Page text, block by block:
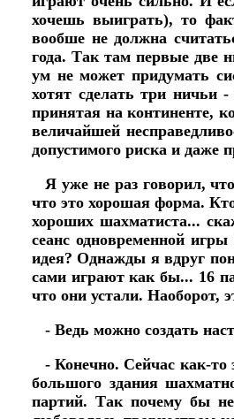
хочешь выиграть), то
вообше не должна
года. Так там первые две
ум не может придумать
хотят сделать три ничьи
принятая на континенте,
величайшей
допустимого риска и
Я уже не раз говорил,
что это хорошая форма.
хороших шахматиста...
сеанс одновременной
идея? Однажды я вдруг
сами играют как бы... 16
что они устали. Наоборот,
- Ведь можно создать
- Конечно. Сейчас как-
большого здания
партий. Так почему бы